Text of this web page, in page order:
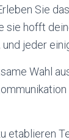
Sie
sie hofft
jeder
Wahl
etablieren